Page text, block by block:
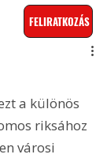
FELIRATKOZÁS
a különös
riksához
városi